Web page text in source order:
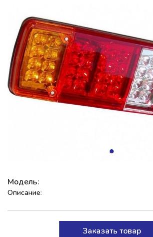
Модель:
Описание:
Заказать товар